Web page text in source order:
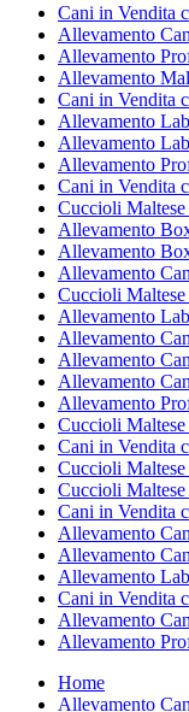
Cani in Vendita
Allevamento
Allevamento
Allevamento
Cani in Vendita
Allevamento
Allevamento
Allevamento
Cani in Vendita
Cuccioli
Allevamento
Allevamento
Allevamento
Cuccioli
Allevamento
Allevamento
Allevamento
Allevamento
Allevamento
Cuccioli
Cani in Vendita
Cuccioli
Cuccioli
Cani in Vendita
Allevamento
Allevamento
Allevamento
Cani in Vendita
Allevamento
Allevamento
Home
Allevamento